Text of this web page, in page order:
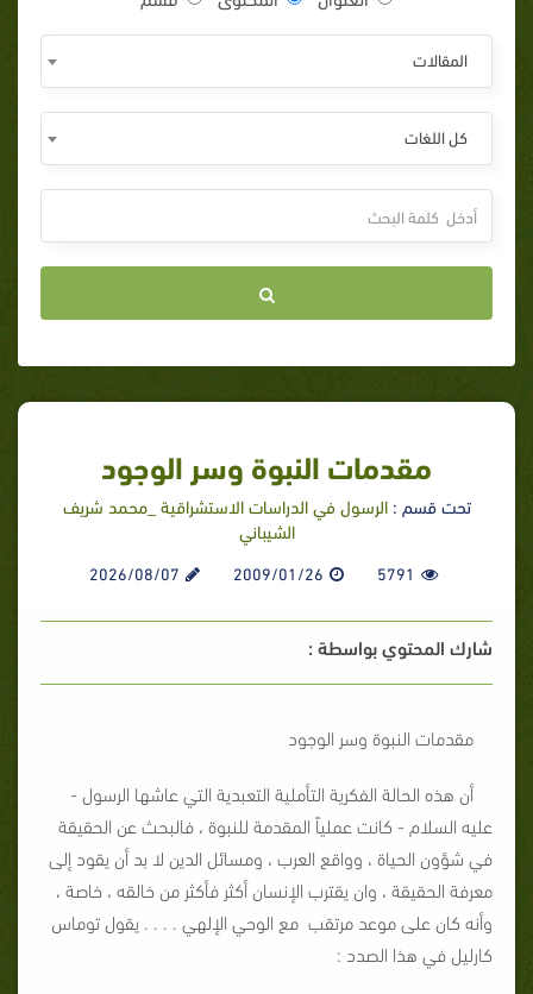
المقالات
كل اللغات
مقدمات النبوة وسر الوجود
تحت قسم :الرسول في الدراسات الاستشراقية _محمد شريف
الشيباني
5791
2009/01/26
2026/08/07
شارك المحتوي بواسطة :
مقدمات النبوة وسر الوجود
أن هذه الحالة الفكرية التأملية التعبدية التي عاشها الرسول -
عليه السلام - كانت عملياً المقدمة للنبوة ، فالبحث عن الحقيقة
في شؤون الحياة ، وواقع العرب ، ومسائل الدين لا بد أن يقود إلى
معرفة الحقيقة ، وان يقترب الإنسان أكثر فأكثر من خالقه ، خاصة ،
وأنه كان على موعد مرتقب مع الوحي الإلهي . . . . يقول توماس
كارليل في هذا الصدد :